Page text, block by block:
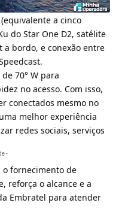
a cinco
do Star One D2, satélite
bordo, e conexão entre
70° W para
no acesso. Com isso,
conectados mesmo no
melhor experiência
redes sociais, serviços
-
o fornecimento de
reforça o alcance e a
Embratel para atender